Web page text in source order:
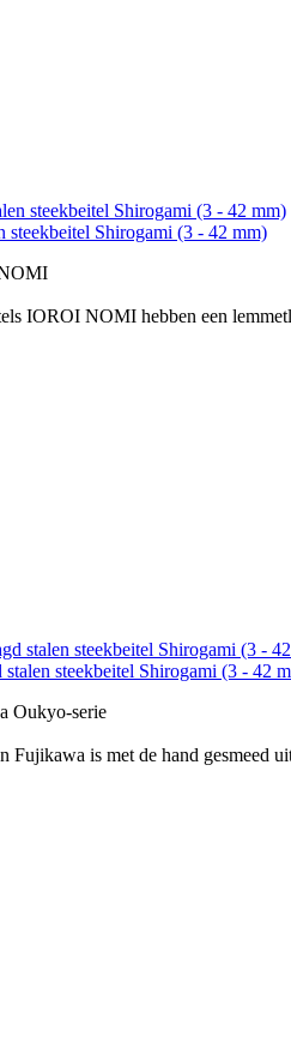
steekbeitel Shirogami (3 - 42 mm)
IOROI NOMI hebben een
steekbeitel Shirogami (3 - 42
Oukyo-serie
Fujikawa is met de hand gesmeed